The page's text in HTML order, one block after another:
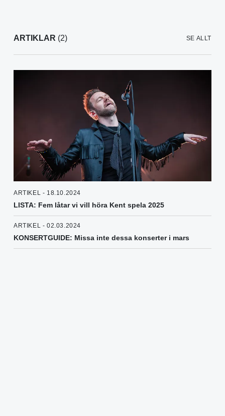
ARTIKLAR (2) SE ALLT
ARTIKEL - 18.10.2024
LISTA: Fem låtar vi vill höra Kent spela 2025
ARTIKEL - 02.03.2024
KONSERTGUIDE: Missa inte dessa konserter i mars